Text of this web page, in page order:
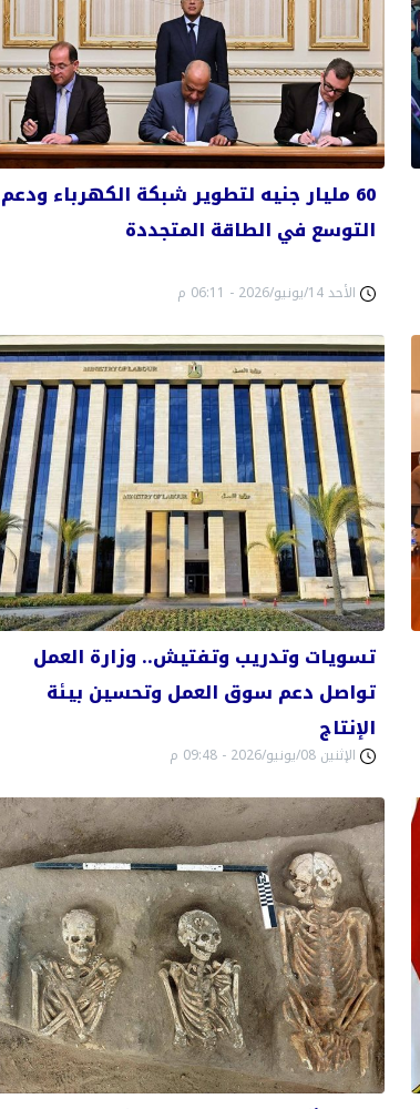
60 مليار جنيه لتطوير شبكة الكهرباء ودعم
التوسع في الطاقة المتجددة
الأحد 14/يونيو/2026 - 06:11 م
تسويات وتدريب وتفتيش.. وزارة العمل
تواصل دعم سوق العمل وتحسين بيئة
الإنتاج
الإثنين 08/يونيو/2026 - 09:48 م